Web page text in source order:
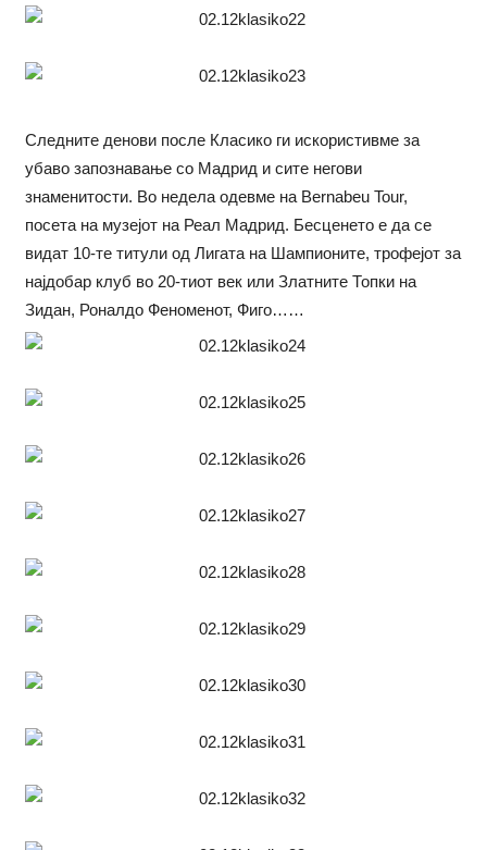
Следните денови после Класико ги искористивме за
убаво запознавање со Мадрид и сите негови
знаменитости. Во недела одевме на Bernabeu Tour,
посета на музејот на Реал Мадрид. Бесценето е да се
видат 10-те титули од Лигата на Шампионите, трофејот за
најдобар клуб во 20-тиот век или Златните Топки на
Зидан, Роналдо Феноменот, Фиго……